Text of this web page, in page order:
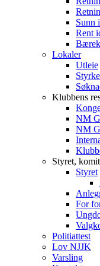
Sunn
Rent
Lokaler
Utleie
Klubbens
NM
NM
Styret,
Styret
For
Politiattest
Lov NJJK
Varsling